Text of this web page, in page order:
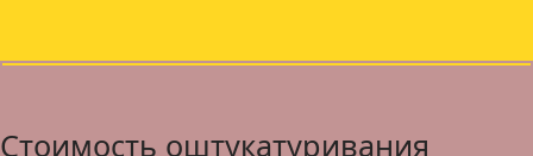
Стоимость оштукатуривания